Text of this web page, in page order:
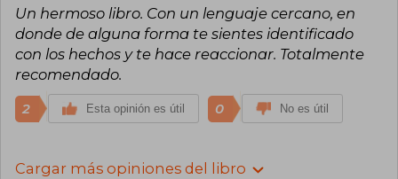
Un hermoso libro. Con un lenguaje cercano, en
donde de alguna forma te sientes identificado
con los hechos y te hace reaccionar. Totalmente
recomendado.
2 Esta opinión es útil 0 No es útil
Cargar más opiniones del libro